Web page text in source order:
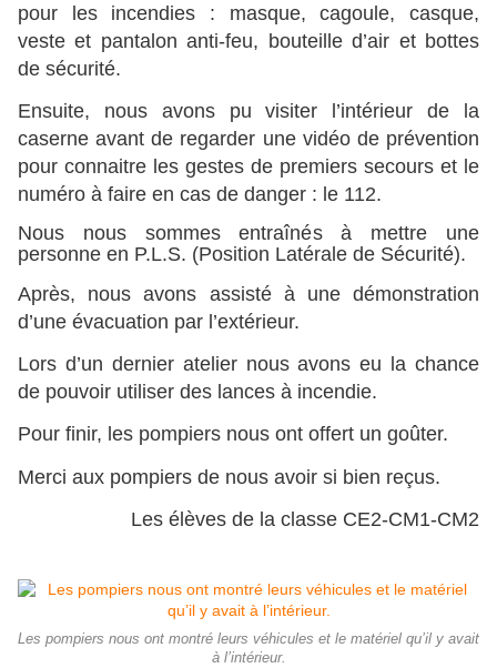
pour les incendies : masque, cagoule, casque,
veste et pantalon anti-feu, bouteille d’air et bottes
de sécurité.
Ensuite, nous avons pu visiter l’intérieur de la
caserne avant de regarder une vidéo de prévention
pour connaitre les gestes de premiers secours et le
numéro à faire en cas de danger : le 112.
Nous nous sommes entraînés à mettre une
personne en P.L.S. (Position Latérale de Sécurité).
Après, nous avons assisté à une démonstration
d’une évacuation par l’extérieur.
Lors d’un dernier atelier nous avons eu la chance
de pouvoir utiliser des lances à incendie.
Pour finir, les pompiers nous ont offert un goûter.
Merci aux pompiers de nous avoir si bien reçus.
Les élèves de la classe CE2-CM1-CM2
Les pompiers nous ont montré leurs véhicules et le matériel qu’il y avait
à l’intérieur.